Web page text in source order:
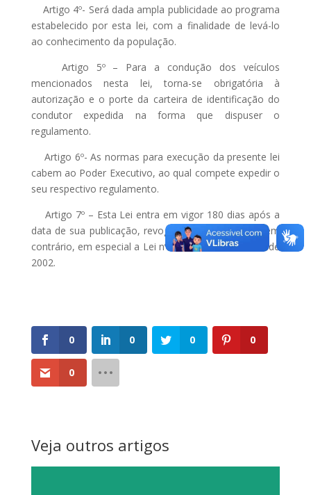
Artigo 4º- Será dada ampla publicidade ao programa
estabelecido por esta lei, com a finalidade de levá-lo
ao conhecimento da população.
Artigo 5º – Para a condução dos veículos
mencionados nesta lei, torna-se obrigatória à
autorização e o porte da carteira de identificação do
condutor expedida na forma que dispuser o
regulamento.
Artigo 6º- As normas para execução da presente lei
cabem ao Poder Executivo, ao qual compete expedir o
seu respectivo regulamento.
Artigo 7º – Esta Lei entra em vigor 180 dias após a
data de sua publicação, revogadas as disposições em
contrário, em especial a Lei nº 5.821, de 15 de maio de
2002.
0 0 0 0
0
Veja outros artigos